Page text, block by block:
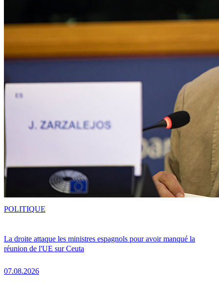
La droite attaque les ministres espagnols pour avoir manqué la
réunion de l'UE sur Ceuta
07.08.2026
POLITIQUE